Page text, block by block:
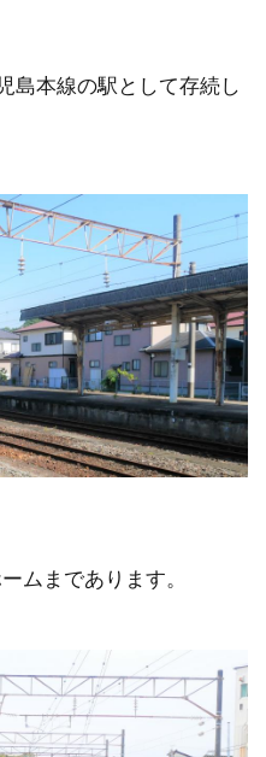
島本線の駅として存続し
ムまであります。